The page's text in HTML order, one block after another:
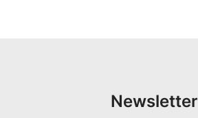
Newsletter